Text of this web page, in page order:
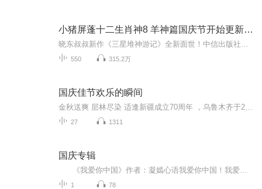
小猪屏蓬十二生肖神8 羊神篇国庆节开始更新啦！
550 315.2万
国庆佳节欢乐的瞬间
27 1311
国庆专辑
1 78